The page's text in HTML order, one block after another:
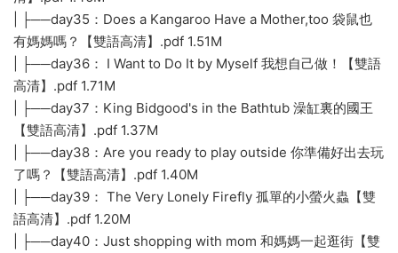
| ├──day35：Does a Kangaroo Have a Mother,too 袋鼠也
有媽媽嗎？【雙語高清】.pdf 1.51M
| ├──day36： I Want to Do It by Myself 我想自己做！【雙語
高清】.pdf 1.71M
| ├──day37：King Bidgood's in the Bathtub 澡缸裏的國王
【雙語高清】.pdf 1.37M
| ├──day38：Are you ready to play outside 你準備好出去玩
了嗎？【雙語高清】.pdf 1.40M
| ├──day39： The Very Lonely Firefly 孤單的小螢火蟲【雙
語高清】.pdf 1.20M
| ├──day40：Just shopping with mom 和媽媽一起逛街【雙